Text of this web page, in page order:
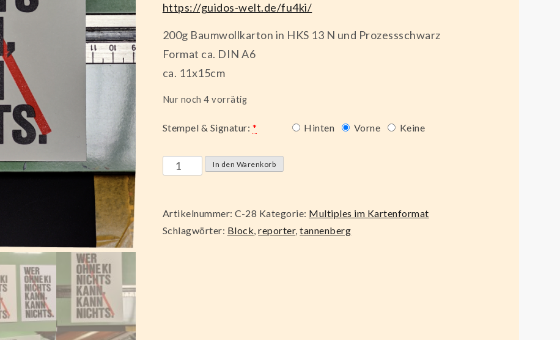
https://guidos-welt.de/fu4ki/
200g Baumwollkarton in HKS 13 N und Prozessschwarz
Format ca. DIN A6
ca. 11x15cm
Nur noch 4 vorrätig
Stempel & Signatur: * Hinten Vorne Keine
In den Warenkorb
Artikelnummer:C-28 Kategorie: Multiples im Kartenformat
Schlagwörter: Block ,reporter,tannenberg